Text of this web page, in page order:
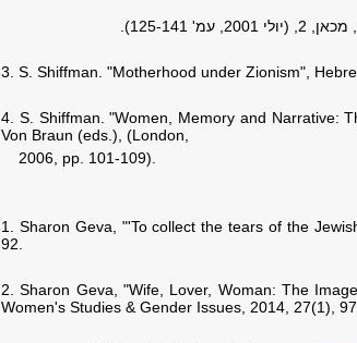
3 . S. Shiffman. "Motherhood under Zionism",
4 . S. Shiffman. "Women, Memory and Narrative:
Von Braun (eds.), (London,
2006, pp. 101-109).
1. Sharon Geva, "'To collect the tears of the
92
2. Sharon Geva, "Wife, Lover, Woman: The
Women's Studies & Gender Issues, 2014, 27(1),